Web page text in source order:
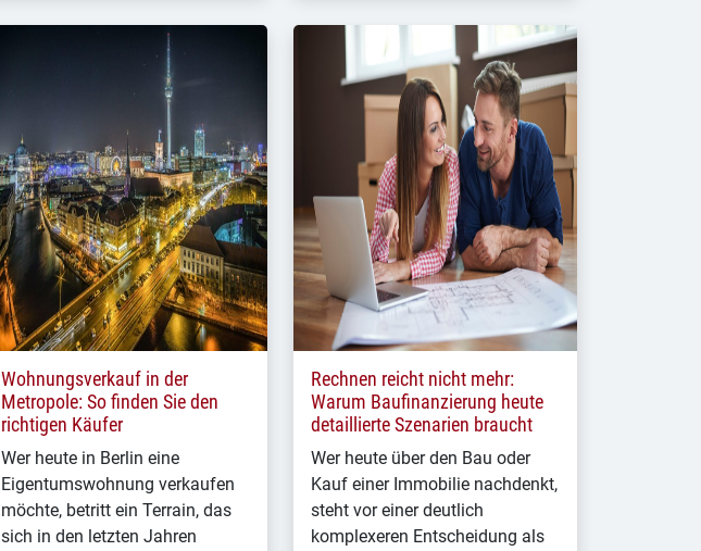
Wohnungsverkauf in der
Metropole: So finden Sie den
richtigen Käufer
Wer heute in Berlin eine
Eigentumswohnung verkaufen
möchte, betritt ein Terrain, das
sich in den letzten Jahren
Rechnen reicht nicht mehr:
Warum Baufinanzierung heute
detaillierte Szenarien braucht
Wer heute über den Bau oder
Kauf einer Immobilie nachdenkt,
steht vor einer deutlich
komplexeren Entscheidung als